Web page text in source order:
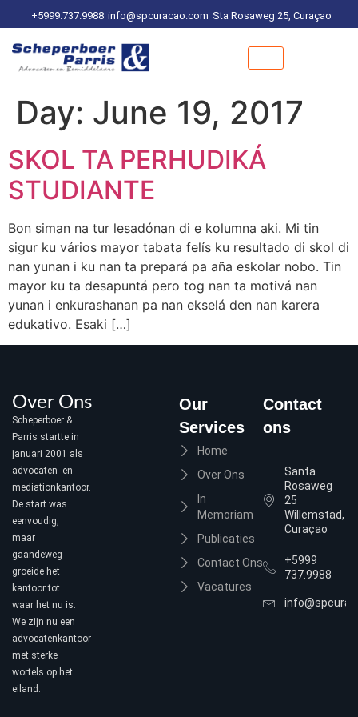
+5999.737.9988 info@spcuracao.com Sta Rosaweg 25, Curaçao
Day: June 19, 2017
SKOL TA PERHUDIKÁ
STUDIANTE
Bon siman na tur lesadónan di e kolumna aki. Mi tin
sigur ku vários mayor tabata felís ku resultado di skol di
nan yunan i ku nan ta prepará pa aña eskolar nobo. Tin
mayor ku ta desapuntá pero tog nan ta motivá nan
yunan i enkurashanan pa nan ekselá den nan karera
edukativo. Esaki […]
Over Ons
Scheperboer &
Parris startte in
januari 2001 als
advocaten- en
mediationkantoor.
De start was
eenvoudig,
maar
gaandeweg
groeide het
kantoor tot
waar het nu is.
We zijn nu een
advocatenkantoor
met sterke
wortels op het
eiland.
Our
Services
Home
Over Ons
In
Memoriam
Publicaties
Contact Ons
Vacatures
Contact
ons
Santa
Rosaweg
25
Willemstad,
Curaçao
+5999
737.9988